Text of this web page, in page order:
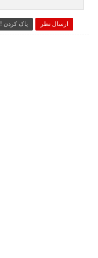
ارسال نظر پاک کردن !